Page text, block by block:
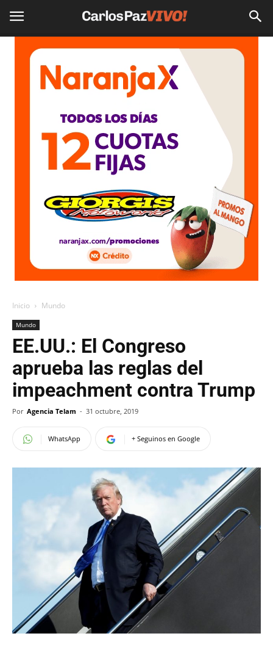
Inicio Mundo
Mundo
EE.UU.: El Congreso
aprueba las reglas del
impeachment contra Trump
Por Agencia Telam - 31 octubre, 2019
WhatsApp + Seguinos en Google